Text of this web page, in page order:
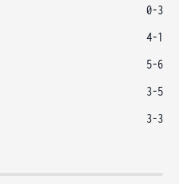
0-3
4-1
5-6
3-5
3-3